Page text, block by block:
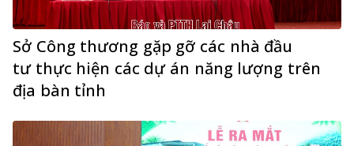
Sở Công thương gặp gỡ các nhà đầu
tư thực hiện các dự án năng lượng trên
địa bàn tỉnh